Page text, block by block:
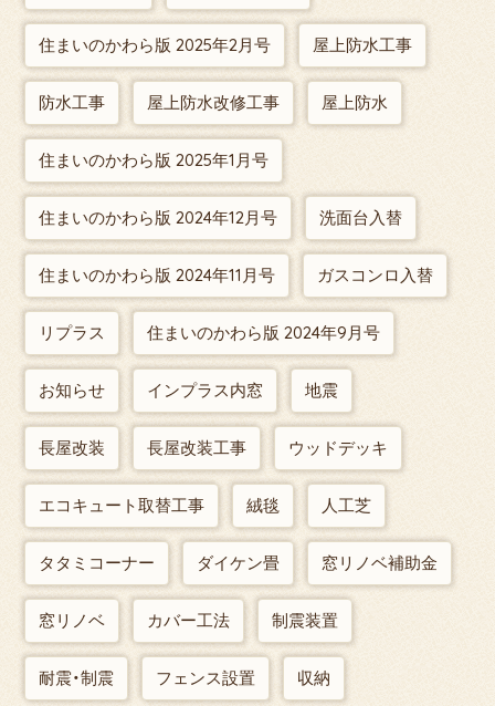
住まいのかわら版 2025年2月号 屋上防水工事
防水工事 屋上防水改修工事 屋上防水
住まいのかわら版 2025年1月号
住まいのかわら版 2024年12月号 洗面台入替
住まいのかわら版 2024年11月号 ガスコンロ入替
リプラス 住まいのかわら版 2024年9月号
お知らせ インプラス内窓 地震
長屋改装 長屋改装工事 ウッドデッキ
エコキュート取替工事 絨毯 人工芝
タタミコーナー ダイケン畳 窓リノベ補助金
窓リノベ カバー工法 制震装置
耐震・制震 フェンス設置 収納